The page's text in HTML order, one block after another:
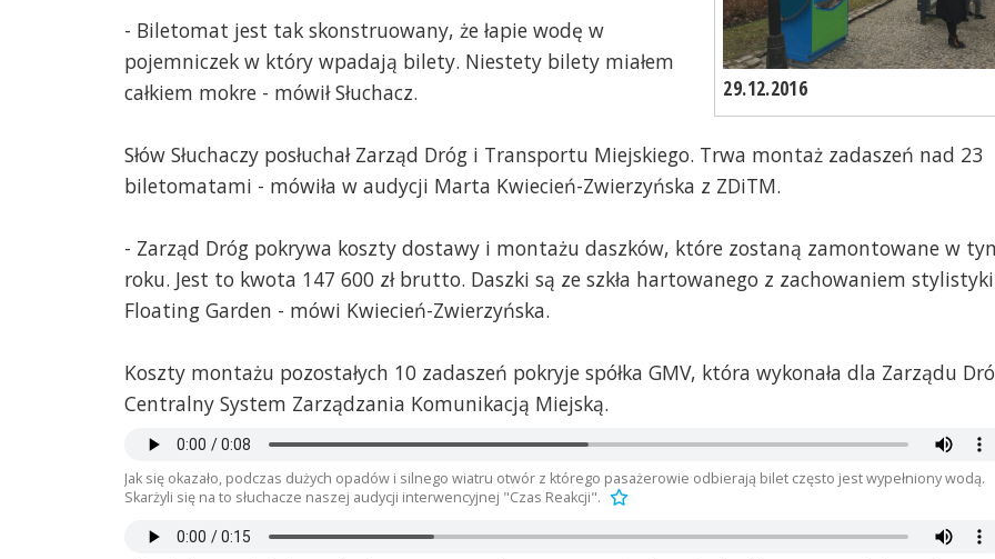
29.12.2016
- Biletomat jest tak skonstruowany, że łapie wodę w
pojemniczek w który wpadają bilety. Niestety bilety miałem
całkiem mokre - mówił Słuchacz.
Słów Słuchaczy posłuchał Zarząd Dróg i Transportu Miejskiego. Trwa montaż zadaszeń nad 23
biletomatami - mówiła w audycji Marta Kwiecień-Zwierzyńska z ZDiTM.
- Zarząd Dróg pokrywa koszty dostawy i montażu daszków, które zostaną zamontowane w
roku. Jest to kwota 147 600 zł brutto. Daszki są ze szkła hartowanego z zachowaniem stylistyki
Floating Garden - mówi Kwiecień-Zwierzyńska.
Koszty montażu pozostałych 10 zadaszeń pokryje spółka GMV, która wykonała dla Zarządu
Centralny System Zarządzania Komunikacją Miejską.
Jak się okazało, podczas dużych opadów i silnego wiatru otwór z którego pasażerowie odbierają bilet często jest wypełniony wodą.
Skarżyli się na to słuchacze naszej audycji interwencyjnej "Czas Reakcji".